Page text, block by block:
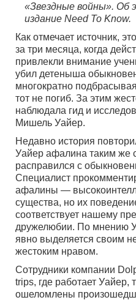
«Звездные войны». Об
издание Need To Know.
Как отмечает источник,
за три месяца, когда
привлекли внимание
убил детеныша
многократно
тот не погиб. За этим
наблюдала гид и
Мишель Уайер.
Недавно история
Уайер афалина таким же
расправился с
Специалист
афалины —
существа, но их
соответствует нашему
дружелюбии. По мнению
явно выделяется своим
жестоким нравом.
Сотрудники компании
trips, где работает Уайер,
ошеломлены